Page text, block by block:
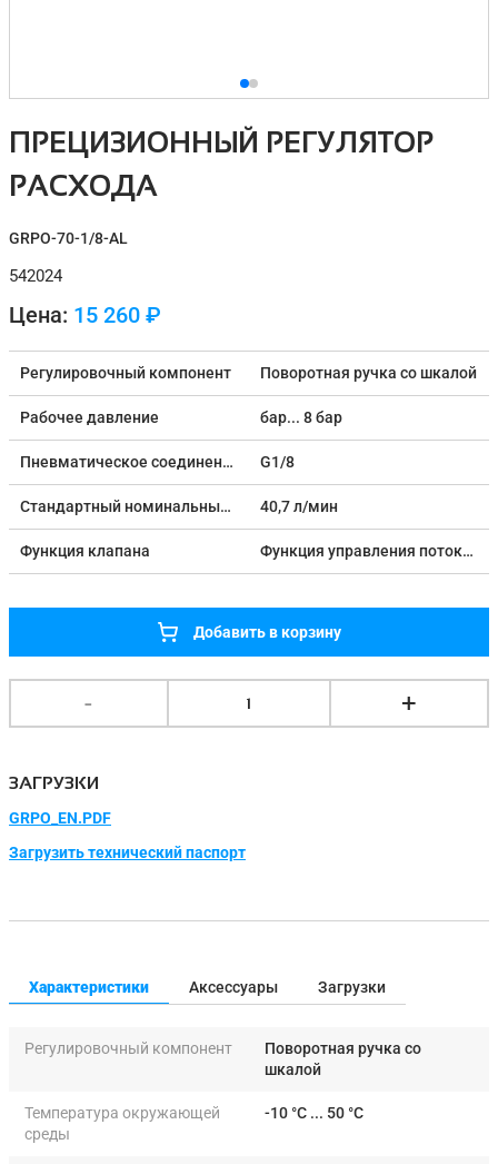
ПРЕЦИЗИОННЫЙ РЕГУЛЯТОР
РАСХОДА
GRPO-70-1/8-AL
542024
Цена: 15 260 ₽
Регулировочный компонент Поворотная ручка со шкалой
Рабочее давление бар... 8 бар
Пневматическое соединение, порт 1 G1/8
Стандартный номинальный расход в направлении регулирования расхода 40,7 л/мин
Функция клапана Функция управления потоком
Добавить в корзину
- 1 +
ЗАГРУЗКИ
GRPO_EN.PDF
Загрузить технический паспорт
Характеристики Аксессуары Загрузки
Регулировочный компонент
Поворотная ручка со
шкалой
Температура окружающей
среды
-10 °C ... 50 °C